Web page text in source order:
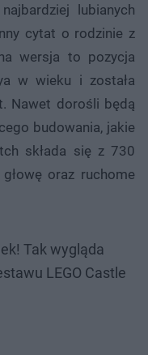
lubianych
cytat o rodzinie z
wersja to pozycja
w wieku i została
Nawet dorośli będą
budowania, jakie
składa się z 730
oraz ruchome
Tak wygląda
LEGO Castle